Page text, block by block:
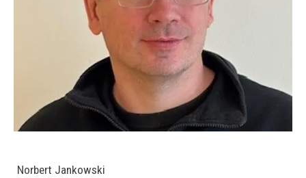
Norbert Jankowski